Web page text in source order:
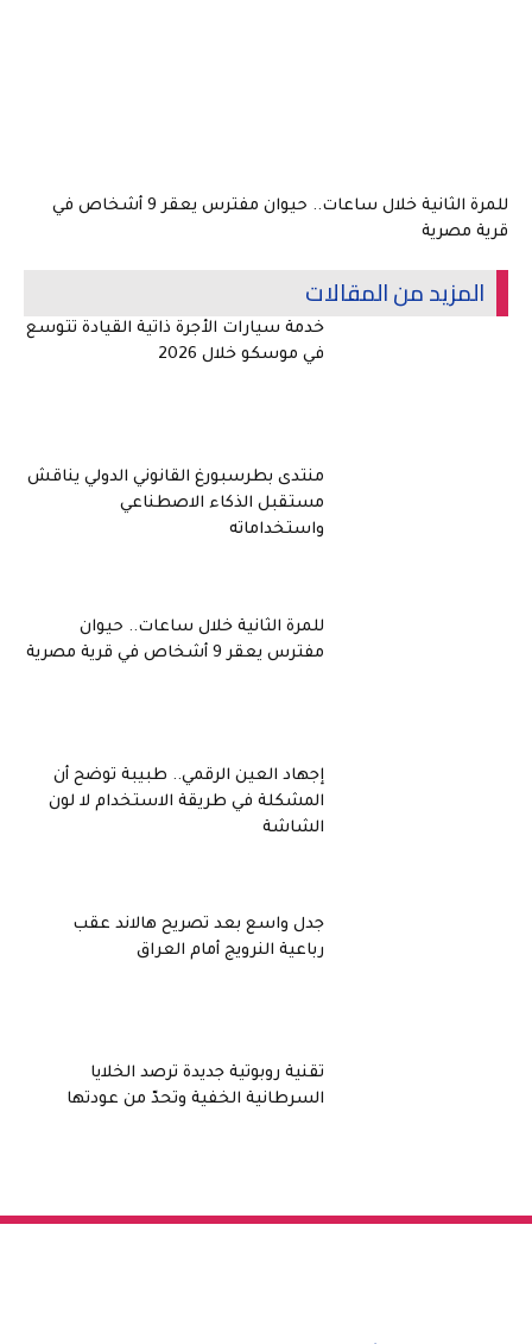
للمرة الثانية خلال ساعات.. حيوان مفترس يعقر 9 أشخاص في
قرية مصرية
المزيد من المقالات
خدمة سيارات الأجرة ذاتية القيادة تتوسع
في موسكو خلال 2026
منتدى بطرسبورغ القانوني الدولي يناقش
مستقبل الذكاء الاصطناعي
واستخداماته
للمرة الثانية خلال ساعات.. حيوان
مفترس يعقر 9 أشخاص في قرية مصرية
إجهاد العين الرقمي.. طبيبة توضح أن
المشكلة في طريقة الاستخدام لا لون
الشاشة
جدل واسع بعد تصريح هالاند عقب
رباعية النرويج أمام العراق
تقنية روبوتية جديدة ترصد الخلايا
السرطانية الخفية وتحدّ من عودتها